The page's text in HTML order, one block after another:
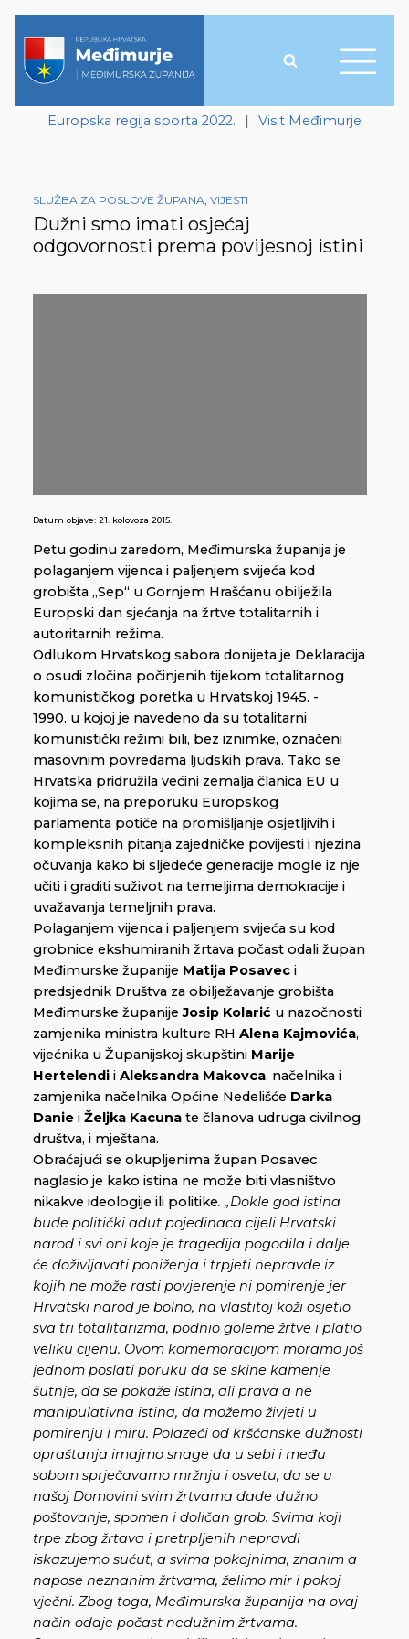
Europska regija sporta 2022. | Visit Međimurje
SLUŽBA ZA POSLOVE ŽUPANA, VIJESTI
Dužni smo imati osjećaj
odgovornosti prema povijesnoj istini
Datum objave: 21. kolovoza 2015.
Petu godinu zaredom, Međimurska županija je
polaganjem vijenca i paljenjem svijeća kod
grobišta „Sep“ u Gornjem Hrašćanu obilježila
Europski dan sjećanja na žrtve totalitarnih i
autoritarnih režima.
Odlukom Hrvatskog sabora donijeta je Deklaracija
o osudi zločina počinjenih tijekom totalitarnog
komunističkog poretka u Hrvatskoj 1945. -
1990. u kojoj je navedeno da su totalitarni
komunistički režimi bili, bez iznimke, označeni
masovnim povredama ljudskih prava. Tako se
Hrvatska pridružila većini zemalja članica EU u
kojima se, na preporuku Europskog
parlamenta potiče na promišljanje osjetljivih i
kompleksnih pitanja zajedničke povijesti i njezina
očuvanja kako bi sljedeće generacije mogle iz nje
učiti i graditi suživot na temeljima demokracije i
uvažavanja temeljnih prava.
Polaganjem vijenca i paljenjem svijeća su kod
grobnice ekshumiranih žrtava počast odali župan
Međimurske županije Matija Posavec i
predsjednik Društva za obilježavanje grobišta
Međimurske županijeJosip Kolarić u nazočnosti
zamjenika ministra kulture RH Alena Kajmovića,
vijećnika u Županijskoj skupštini Marije
Hertelendi i Aleksandra Makovca, načelnika i
zamjenika načelnika Općine Nedelišće Darka
Danie i Željka Kacuna te članova udruga civilnog
društva, i mještana.
Obraćajući se okupljenima župan Posavec
naglasio je kako istina ne može biti vlasništvo
nikakve ideologije ili politike. „Dokle god istina
bude politički adut pojedinaca cijeli Hrvatski
narod i svi oni koje je tragedija pogodila i dalje
će doživljavati poniženja i trpjeti nepravde iz
kojih ne može rasti povjerenje ni pomirenje jer
Hrvatski narod je bolno, na vlastitoj koži osjetio
sva tri totalitarizma, podnio goleme žrtve i platio
veliku cijenu. Ovom komemoracijom moramo još
jednom poslati poruku da se skine kamenje
šutnje, da se pokaže istina, ali prava a ne
manipulativna istina, da možemo živjeti u
pomirenju i miru. Polazeći od kršćanske dužnosti
opraštanja imajmo snage da u sebi i među
sobom sprječavamo mržnju i osvetu, da se u
našoj Domovini svim žrtvama dade dužno
poštovanje, spomen i doličan grob. Svima koji
trpe zbog žrtava i pretrpljenih nepravdi
iskazujemo sućut, a svima pokojnima, znanim a
napose neznanim žrtvama, želimo mir i pokoj
vječni. Zbog toga, Međimurska županija na ovaj
način odaje počast nedužnim žrtvama.